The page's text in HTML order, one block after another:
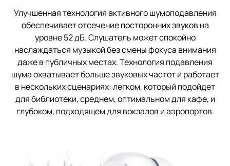
Улучшенная технология активного шумоподавления
обеспечивает отсечение посторонних звуков на
уровне 52 дБ. Слушатель может спокойно
наслаждаться музыкой без смены фокуса внимания
даже в публичных местах. Технология подавления
шума охватывает больше звуковых частот и работает
в нескольких сценариях: легком, который подойдет
для библиотеки, среднем, оптимальном для кафе, и
глубоком, подходящем для вокзалов и аэропортов.